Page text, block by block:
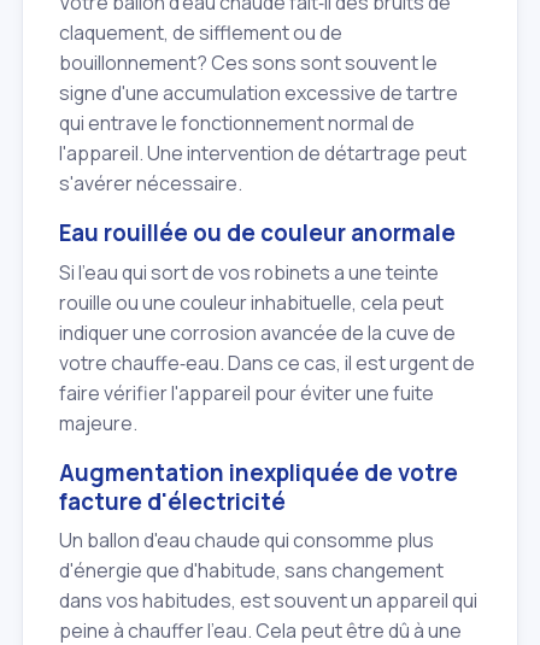
claquement, de sifflement ou de
bouillonnement? Ces sons sont souvent le
signe d'une accumulation excessive de tartre
qui entrave le fonctionnement normal de
l'appareil. Une intervention de détartrage peut
s'avérer nécessaire.
Eau rouillée ou de couleur anormale
Si l'eau qui sort de vos robinets a une teinte
rouille ou une couleur inhabituelle, cela peut
indiquer une corrosion avancée de la cuve de
votre chauffe‑eau. Dans ce cas, il est urgent de
faire vérifier l'appareil pour éviter une fuite
majeure.
Augmentation inexpliquée de votre
facture d'électricité
Un ballon d'eau chaude qui consomme plus
d'énergie que d'habitude, sans changement
dans vos habitudes, est souvent un appareil qui
peine à chauffer l'eau. Cela peut être dû à une